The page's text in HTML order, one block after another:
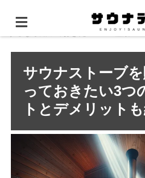
ホーム サウナ攻略マニュア
するなら知っておきたい3つの種類
サウナストーブ
っておきたい3
トとデメリット